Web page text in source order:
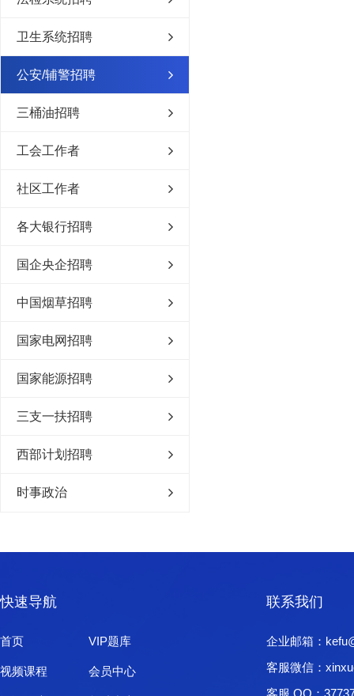
卫生系统招聘
公安/辅警招聘
三桶油招聘
工会工作者
社区工作者
各大银行招聘
国企央企招聘
中国烟草招聘
国家电网招聘
国家能源招聘
三支一扶招聘
西部计划招聘
时事政治
快速导航
首页 VIP题库
视频课程 会员中心
联系我们
企业邮箱：
客服微信：
客服 QQ：